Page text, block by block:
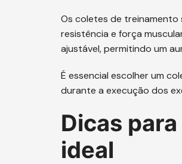
Os coletes de treinamento
resistência e força
ajustável, permitindo um
É essencial escolher um
durante a execução dos
Dicas
ideal